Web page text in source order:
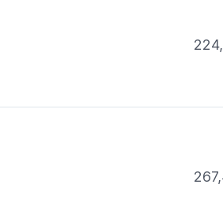
224,
267,